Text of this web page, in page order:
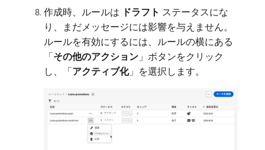
作成時、ルールは​ ドラフト ​ステータスにな
り、まだメッセージには影響を与えません。
ルールを有効にするには、ルールの横にある
「その他のアクション 」ボタンをクリック
し、「アクティブ化」を選択します。